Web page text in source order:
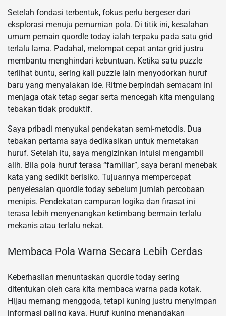
Setelah fondasi terbentuk, fokus perlu bergeser dari
eksplorasi menuju pemurnian pola. Di titik ini, kesalahan
umum pemain quordle today ialah terpaku pada satu grid
terlalu lama. Padahal, melompat cepat antar grid justru
membantu menghindari kebuntuan. Ketika satu puzzle
terlihat buntu, sering kali puzzle lain menyodorkan huruf
baru yang menyalakan ide. Ritme berpindah semacam ini
menjaga otak tetap segar serta mencegah kita mengulang
tebakan tidak produktif.
Saya pribadi menyukai pendekatan semi-metodis. Dua
tebakan pertama saya dedikasikan untuk memetakan
huruf. Setelah itu, saya mengizinkan intuisi mengambil
alih. Bila pola huruf terasa “familiar”, saya berani menebak
kata yang sedikit berisiko. Tujuannya mempercepat
penyelesaian quordle today sebelum jumlah percobaan
menipis. Pendekatan campuran logika dan firasat ini
terasa lebih menyenangkan ketimbang bermain terlalu
mekanis atau terlalu nekat.
Membaca Pola Warna Secara Lebih Cerdas
Keberhasilan menuntaskan quordle today sering
ditentukan oleh cara kita membaca warna pada kotak.
Hijau memang menggoda, tetapi kuning justru menyimpan
informasi paling kaya. Huruf kuning menandakan